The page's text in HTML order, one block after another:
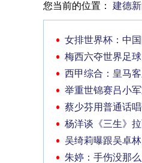
您当前的位置： 建德
女排世界杯：中
梅西六夺世界足
西甲综合：皇马
举重世锦赛吕小
蔡少芬用普通话
杨洋谈《三生》
吴绮莉曝跟吴卓
朱婷：手伤没那